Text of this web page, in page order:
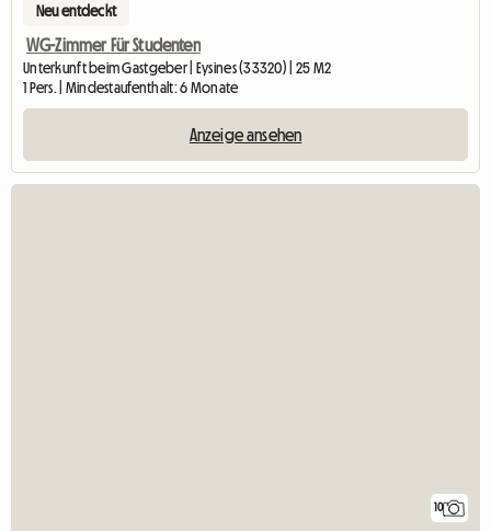
Neu entdeckt
WG-Zimmer Für Studenten
Unterkunft beim Gastgeber | Eysines (33320) | 25 M2
1 Pers. | Mindestaufenthalt: 6 Monate
Anzeige ansehen
10